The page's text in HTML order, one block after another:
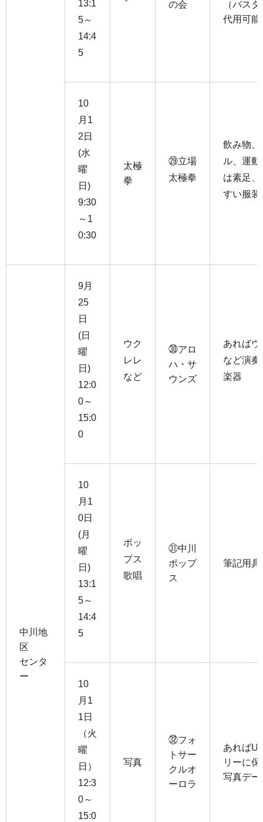
13:1
5～
14:4
5
の会
（バス
代用可能
10
月1
2日
(水
曜
日)
9:30
～1
0:30
太極
拳
㉙立場
太極拳
飲み物、
ル、運
は素足
すい服装
中川地
区
センタ
ー
9月
25
日
(日
曜
日)
12:0
0～
15:0
0
ウク
レレ
など
㉚アロ
ハ・サ
ウンズ
あれば
など演
楽器
10
月1
0日
(月
曜
日)
13:1
5～
14:4
5
ポッ
プス
歌唱
㉛中川
ポップ
ス
筆記用具
10
月1
1日
（火
曜
日）
12:3
0～
15:0
写真
㉜フォ
トサー
クルオ
ーロラ
あれば
リーに
写真デー